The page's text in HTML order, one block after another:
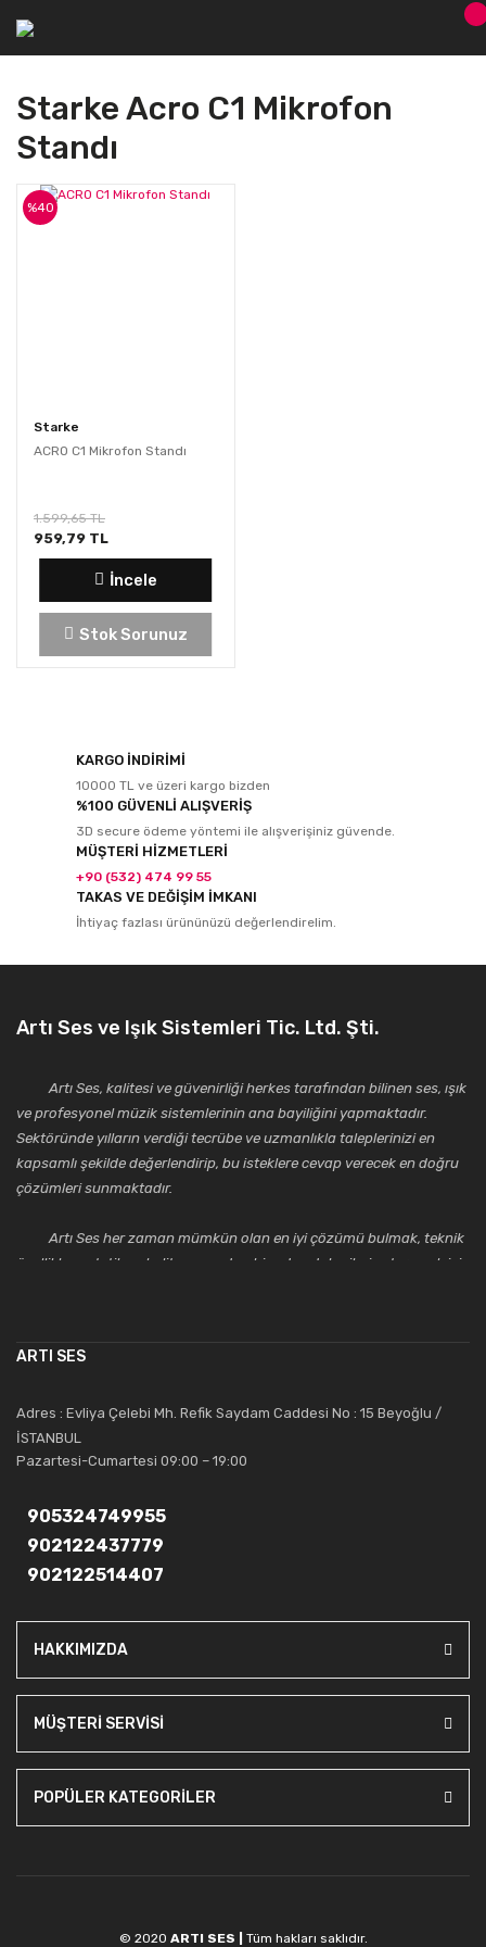
Starke Acro C1 Mikrofon
Standı
Starke
ACRO C1 Mikrofon Standı
%40
1.599,65 TL
959,79 TL
İncele
Stok Sorunuz
KARGO İNDİRİMİ
10000 TL ve üzeri kargo bizden
%100 GÜVENLİ ALIŞVERİŞ
3D secure ödeme yöntemi ile alışverişiniz güvende.
MÜŞTERİ HİZMETLERİ
+90 (532) 474 99 55
TAKAS VE DEĞİŞİM İMKANI
İhtiyaç fazlası ürününüzü değerlendirelim.
Artı Ses ve Işık Sistemleri Tic. Ltd. Şti.
Artı Ses, kalitesi ve güvenirliği herkes tarafından bilinen ses, ışık
ve profesyonel müzik sistemlerinin ana bayiliğini yapmaktadır.
Sektöründe yılların verdiği tecrübe ve uzmanlıkla taleplerinizi en
kapsamlı şekilde değerlendirip, bu isteklere cevap verecek en doğru
çözümleri sunmaktadır.
Artı Ses her zaman mümkün olan en iyi çözümü bulmak, teknik
özellikler, estetik ve kalite açısından bir adım daha ileriye taşımak için
saygıdeğer yerini kazanmıştır.
Artı Ses, güler yüzü ve deneyimi ile bu gün ve gelecekte
güvenebileceğiniz bir tercihtir.
ARTI SES
Adres : Evliya Çelebi Mh. Refik Saydam Caddesi No : 15 Beyoğlu /
İSTANBUL
Pazartesi-Cumartesi 09:00 – 19:00
905324749955
902122437779
902122514407
HAKKIMIZDA
MÜŞTERİ SERVİSİ
POPÜLER KATEGORİLER
© 2020 ARTI SES | Tüm hakları saklıdır.